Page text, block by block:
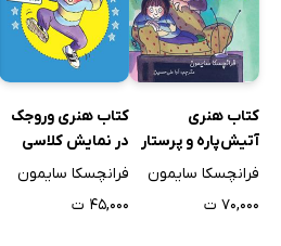
کتاب هنری
آتیش‌پاره و پرستار
لولو خورخوره
فرانچسکا سایمون
۷۰,۰۰۰ ت
کتاب هنری وروجک
در نمایش کلاسی
فرانچسکا سایمون
۴۵,۰۰۰ ت